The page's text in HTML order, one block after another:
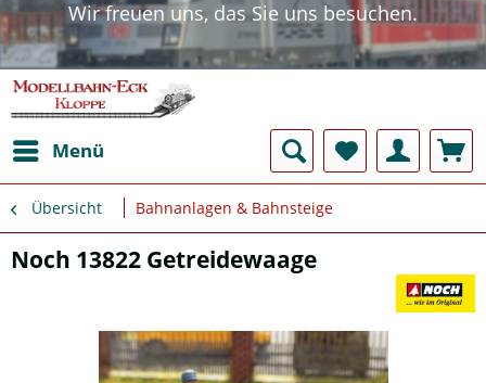
Wir freuen uns, das Sie uns besuchen.
Herzlich Willkommen im Onlineshop
Modellbahn - Eck Kloppe.
Menü
Übersicht Bahnanlagen & Bahnsteige
Noch 13822 Getreidewaage